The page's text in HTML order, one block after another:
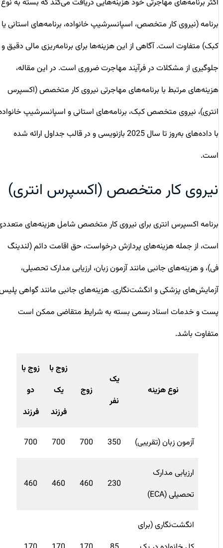
اکثر برنامه‌های مهاجرتی خود هزینه‌هایی دریافت می‌کند که بسته به نوع
برنامه (نیروی کار متخصص، اسپانسرشیپ خانواده، برنامه‌های استانی یا
کبک) متفاوت است. آگاهی از این هزینه‌ها برای برنامه‌ریزی مالی دقیق و
جلوگیری از مشکلات در فرآیند مهاجرت ضروری است. در این مقاله،
هزینه‌های مرتبط با برنامه‌های مهاجرتی نیروی کار متخصص (اکسپرس
انتری)، نیروی متخصص کبک، برنامه‌های استانی و اسپانسرشیپ خانواده
با داده‌های به‌روز تا سال 2025 بازنویسی و در قالب جداول ارائه شده
است.
نیروی کار متخصص (اکسپرس انتری)
برنامه اکسپرس انتری برای نیروی کار متخصص شامل هزینه‌های متعددی
است، از جمله هزینه‌های پردازش درخواست، حق اقامت دائم (لندینگ
فی)، و هزینه‌های جانبی مانند آزمون زبان، ارزیابی مدارک تحصیلی،
آزمایش‌های پزشکی و انگشت‌نگاری. هزینه‌های جانبی مانند گواهی پلیس،
پست و خدمات اسناد رسمی بسته به شرایط متقاضی ممکن است
متفاوت باشد.
نوع هزینه
یک
نفر
زوج
زوج با
یک
فرزند
زوج با
دو
فرزند
آزمون زبان (تقریبی) 350
700
700
700
ارزیابی مدارک
تحصیلی (ECA)
230
460
460
460
انگشت‌نگاری (برای